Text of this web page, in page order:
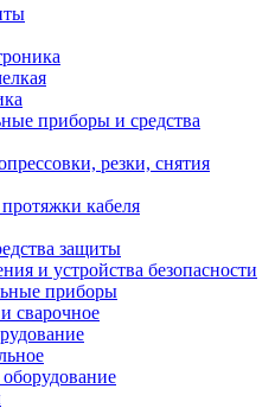
приборы и средства
резки, снятия
кабеля
защиты
и устройства безопасности
приборы
сварочное